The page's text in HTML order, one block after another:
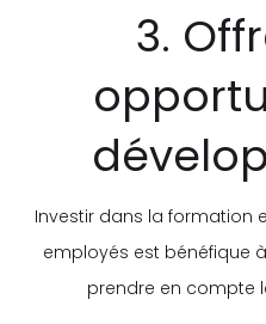
3.
Investir dans la formation
employés est bénéfique
prendre en compte